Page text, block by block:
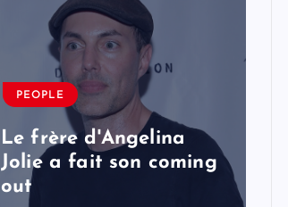
PEOPLE
Le frère d'Angelina
Jolie a fait son coming
out